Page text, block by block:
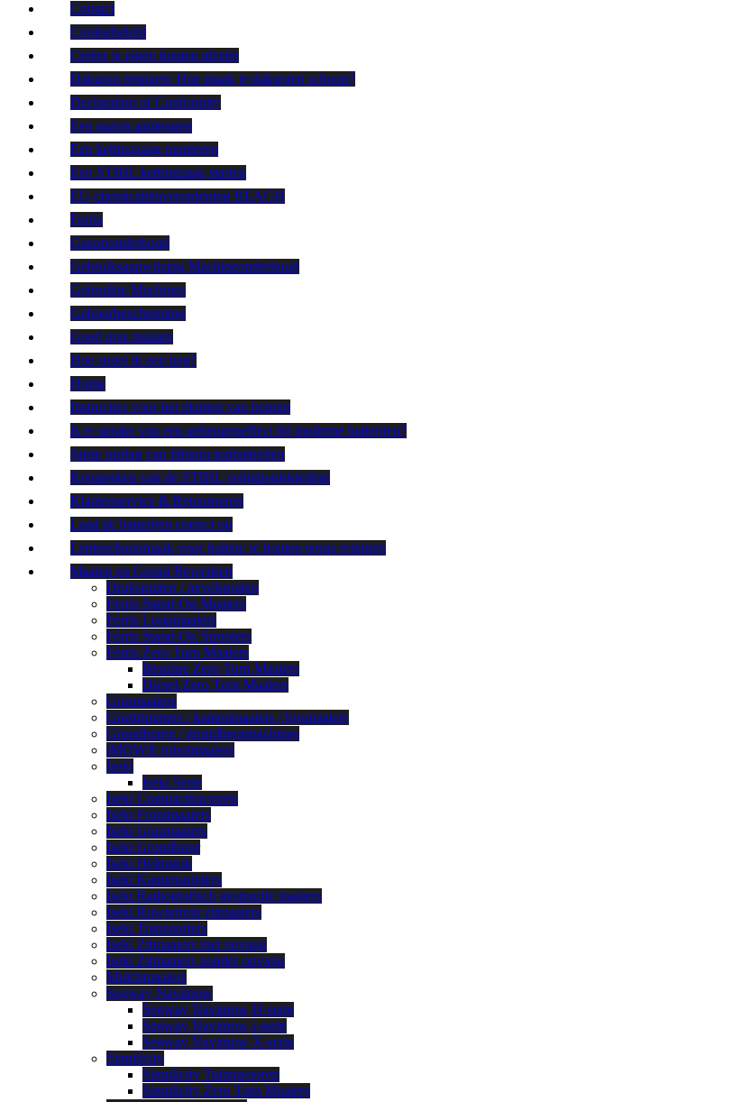
Contact
Cookiebeleid
Creëer je eigen houten ideeën
Dakgoot reinigen: Hoe maak je dakgoten schoon?
Declaration of Conformity
Een gazon aanleggen
Een kettingzaag monteren
Een STIHL kettingzaag starten
EU-chemicaliënverordening REACH
Ferris
Gazononderhoud
Gebruiksaanwijzing Machineonderhoud
Gebruikte Machines
Gehoorbescherming
Goed gras maaien
Hoe snoei ik een heg?
Home
Instructies voor het planten van bomen
Is er sprake van een geheugeneffect bij moderne batterijen?
Juiste opslag van lithium-ionbatterijen
Kenmerken van de STIHL veiligheidskleding
Klantenservice & Retourneren
Laad de batterijen correct op
Lenteschoonmaak voor buiten: je houten terras reinigen
Maaien en Grond Bewerken
Drukspuiten / nevelspuiten
Ferris Stand-On Maaiers
Ferris Loopmaaiers
Ferris Stand-On Strooiers
Ferris Zero Turn Maaiers
Benzine Zero Turn Maaiers
Diesel Zero Turn Maaiers
Grasmaaiers
Grastrimmers / kantenmaaiers / bosmaaiers
Grondboren / grondboormachines
iMOW® robotmaaiers
Iseki
Iseki Serie
Iseki Compacttractoren
Iseki Frontmaaiers
Iseki Grasmaaiers
Iseki Grondboor
Iseki Helmstok
Iseki Kantensnijders
Iseki Radiografisch gestuurde maaiers
Iseki Ruwterrein zitmaaiers
Iseki Transporters
Iseki Zitmaaiers met opvang
Iseki Zitmaaiers zonder opvang
Mulchmaaiers
Segway Navimow
Segway Navimow H-serie
Segway Navimow i-serie
Segway Navimow X-serie
Simplicity
Simplicity Tuintractoren
Simplicity Zero Turn Maaiers